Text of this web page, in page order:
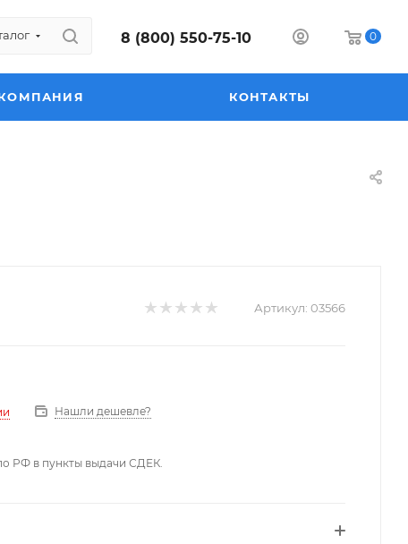
8 (800) 550-75-10 0
КОНТАКТЫ
Артикул: 03566
Нашли дешевле?
РФ в пункты выдачи СДЕК.